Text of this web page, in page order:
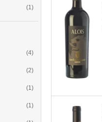
(1)
(4)
(2)
(1)
(1)